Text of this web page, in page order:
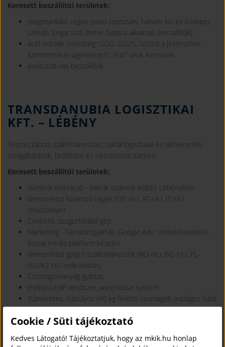
Keresett beszállítói területek:
megmunkáló cégek (nem szerszám, hanem kis és közepes
szériás forgácsoló illetve fúrásra alkalmas beszállítók)
acél öntöde (minőség: GGG, GG25, GG30) a jellemzően
szimmetrikus úgynevezett „hub”-okat keresünk
kovácsolt vas beszállítók
TRANSDANUBIA LOGISZTIKAI
KFT. – LÉBÉNY
Testreszabott szállítmányozási, raktárlogisztikai és vámkezelési
szolgáltatások, belföldön és nemzetközi szinten.
Keresett beszállítói területek:
Generál kivitelező - Raktár csarnok építés Lébényben
Nemzetközi fuvarozó cégek (DE-HU, AT-HU, IT-HU
relációkban)
Címkéző, zsugorfóliázó gép
Marketing - Tartalomgyártás, Google Ads, Hirdetéskezelés,
Social media platform kezelés
Nemzetközi gyűjtő szállítmányozók (RO-HU, BG-HU, PL-
HU,RO-HU relációkban)
Csomagolóanyag gyártás
(Felhős) ERP rendszer, warehouse system
Túlméretes, túlsúlyos (40 kg feletti) csomagok országos futár
szolgáltatás
Cookie / Süti tájékoztató
Kedves Látogató! Tájékoztatjuk, hogy az mkik.hu honlap